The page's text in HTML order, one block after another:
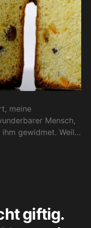
meine
Mensch,
gewidmet. Weil…
giftig.